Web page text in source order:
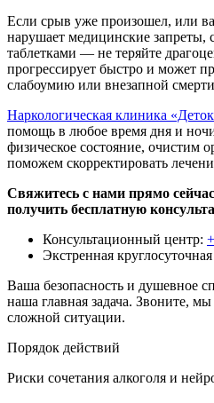
Если срыв уже произошел, или
нарушает медицинские запреты,
таблетками — не теряйте
прогрессирует быстро и может
слабоумию или внезапной
Наркологическая клиника
помощь в любое время дня и
физическое состояние, очистим
поможем скорректировать
Свяжитесь с нами прямо
получить бесплатную
Консультационный центр:
Экстренная
Ваша безопасность и душевное
наша главная задача. Звоните,
сложной ситуации.
Порядок действий
Риски сочетания алкоголя и